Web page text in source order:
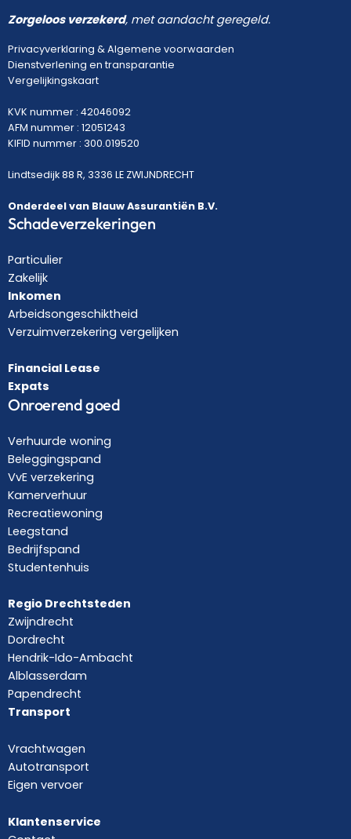
Zorgeloos verzekerd, met aandacht geregeld.
Privacyverklaring &Algemene voorwaarden
Dienstverlening en transparantie
Vergelijkingskaart
KVK nummer : 42046092
AFM nummer : 12051243
KIFID nummer : 300.019520
Lindtsedijk 88 R, 3336 LE ZWIJNDRECHT
Onderdeel van Blauw Assurantiën B.V.
Schadeverzekeringen
Particulier
Zakelijk
Inkomen
Arbeidsongeschiktheid
Verzuimverzekering vergelijken
Financial Lease
Expats
Onroerend goed
Verhuurde woning
Beleggingspand
VvE verzekering
Kamerverhuur
Recreatiewoning
Leegstand
Bedrijfspand
Studentenhuis
Regio Drechtsteden
Zwijndrecht
Dordrecht
Hendrik-Ido-Ambacht
Alblasserdam
Papendrecht
Transport
Vrachtwagen
Autotransport
Eigen vervoer
Klantenservice